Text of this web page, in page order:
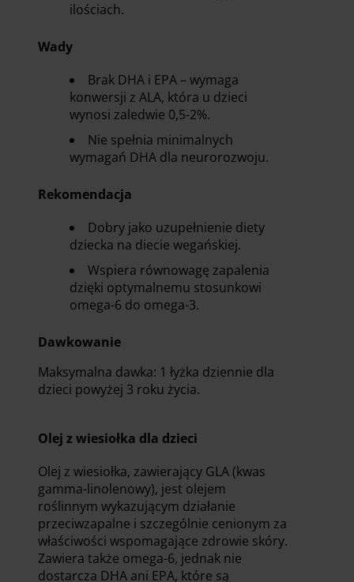
ilościach.
Wady
Brak DHA i EPA – wymaga
konwersji z ALA, która u dzieci
wynosi zaledwie 0,5-2%.
Nie spełnia minimalnych
wymagań DHA dla neurorozwoju.
Rekomendacja
Dobry jako uzupełnienie diety
dziecka na diecie wegańskiej.
Wspiera równowagę zapalenia
dzięki optymalnemu stosunkowi
omega-6 do omega-3.
Dawkowanie
Maksymalna dawka: 1 łyżka dziennie dla
dzieci powyżej 3 roku życia.
Olej z wiesiołka dla dzieci
Olej z wiesiołka, zawierający GLA (kwas
gamma-linolenowy), jest olejem
roślinnym wykazującym działanie
przeciwzapalne i szczególnie cenionym za
właściwości wspomagające zdrowie skóry.
Zawiera także omega-6, jednak nie
dostarcza DHA ani EPA, które są